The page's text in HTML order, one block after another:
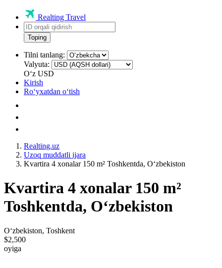
Realting Travel
Toping
Tilni tanlang:
Valyuta:
Oʻz USD
Kirish
Roʻyxatdan oʻtish
Realting.uz
Uzoq muddatli ijara
Kvartira 4 xonalar 150 m² Toshkentda, Oʻzbekiston
Kvartira 4 xonalar 150 m²
Toshkentda, Oʻzbekiston
Oʻzbekiston, Toshkent
$2,500
oyiga